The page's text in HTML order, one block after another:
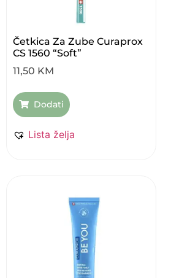
Četkica Za Zube Curaprox
CS 1560 “soft”
11,50 KM
Dodati
Lista želja